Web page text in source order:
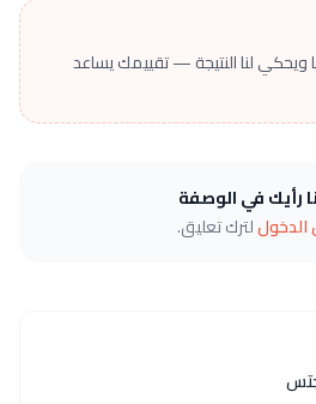
لنا النتيجة — تقييمك يساعد
رأيك في الوصفة
لترك تعليق.